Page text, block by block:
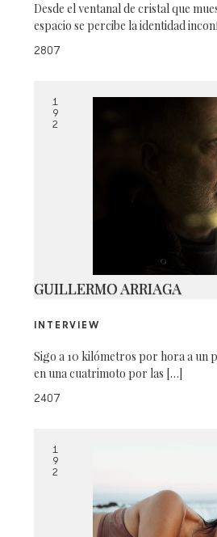
TAKE-ON-
Desde el ventanal de cristal que
espacio se percibe la identidad
2807
1
9
2
GUILLERMO ARRIAGA
INTERVIEW
Sigo a 10 kilómetros por hora a un
en una cuatrimoto por las […]
2407
1
9
2